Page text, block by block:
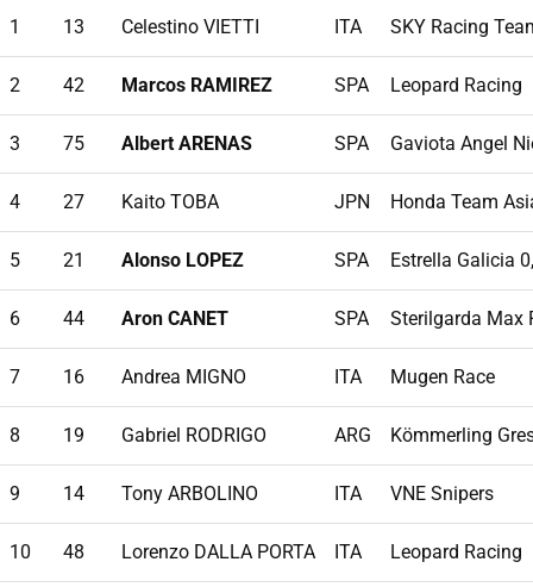
1 13 Celestino VIETTI ITA SKY Racing
2 42 Marcos RAMIREZ SPA Leopard Racing
3 75 Albert ARENAS SPA Gaviota Angel
4 27 Kaito TOBA JPN Honda Team
5 21 Alonso LOPEZ SPA Estrella Galicia
6 44 Aron CANET SPA Sterilgarda Max
7 16 Andrea MIGNO ITA Mugen Race
8 19 Gabriel RODRIGO ARG Kömmerling
9 14 Tony ARBOLINO ITA VNE Snipers
10 48 Lorenzo DALLA PORTA ITA Leopard Racing